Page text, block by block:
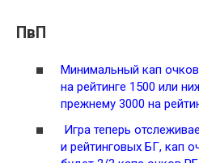
ПвП
Минимальный кап
на рейтинге 1500 или
прежнему 3000 на
Игра теперь
и рейтинговых БГ, кап